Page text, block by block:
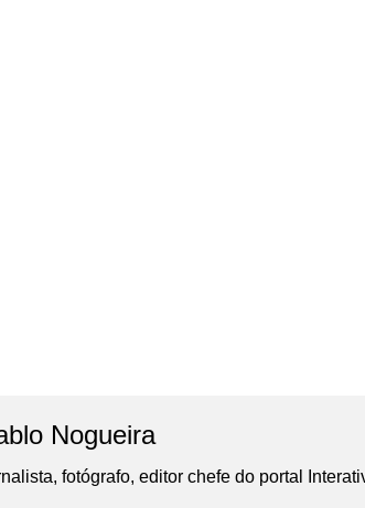
Nogueira
fotógrafo, editor chefe do portal